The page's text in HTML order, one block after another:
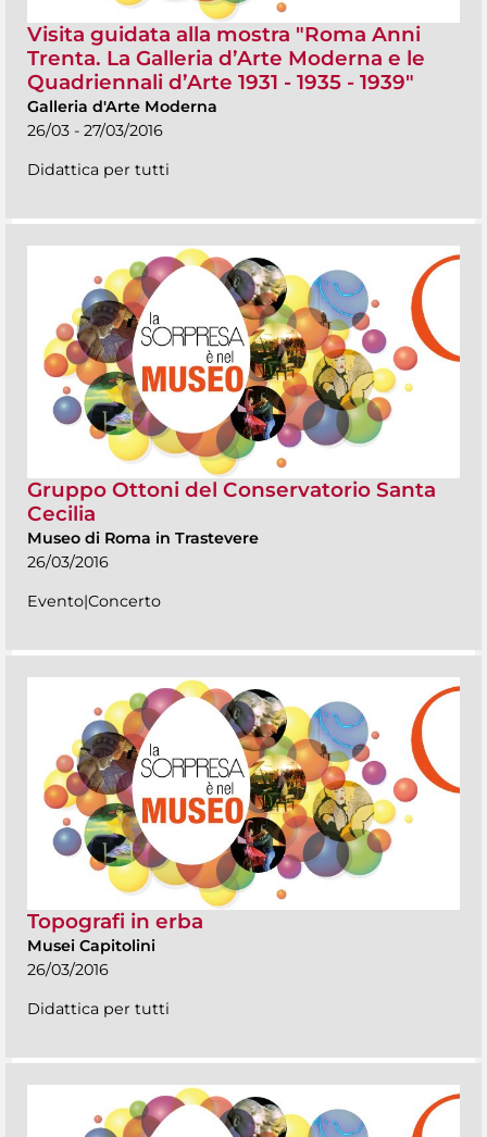
Visita guidata alla mostra "Roma Anni
Trenta. La Galleria d’Arte Moderna e le
Quadriennali d’Arte 1931 - 1935 - 1939"
Galleria d'Arte Moderna
26/03 - 27/03/2016
Didattica per tutti
Gruppo Ottoni del Conservatorio Santa
Cecilia
Museo di Roma in Trastevere
26/03/2016
Evento|Concerto
Topografi in erba
Musei Capitolini
26/03/2016
Didattica per tutti